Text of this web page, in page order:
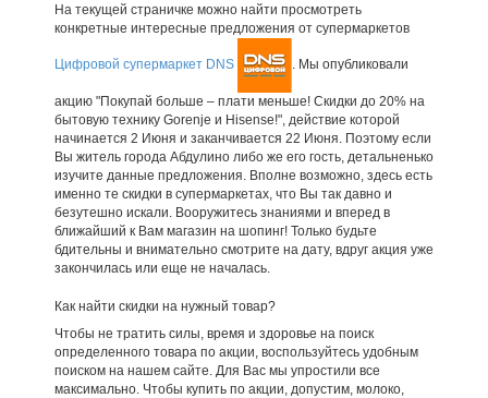
На текущей страничке можно найти просмотреть
конкретные интересные предложения от супермаркетов
Цифровой супермаркет DNS . Мы опубликовали
акцию "Покупай больше – плати меньше! Скидки до 20% на
бытовую технику Gorenje и Hisense!", действие которой
начинается 2 Июня и заканчивается 22 Июня. Поэтому если
Вы житель города Абдулино либо же его гость, детальненько
изучите данные предложения. Вполне возможно, здесь есть
именно те скидки в супермаркетах, что Вы так давно и
безутешно искали. Вооружитесь знаниями и вперед в
ближайший к Вам магазин на шопинг! Только будьте
бдительны и внимательно смотрите на дату, вдруг акция уже
закончилась или еще не началась.
Как найти скидки на нужный товар?
Чтобы не тратить силы, время и здоровье на поиск
определенного товара по акции, воспользуйтесь удобным
поиском на нашем сайте. Для Вас мы упростили все
максимально. Чтобы купить по акции, допустим, молоко,